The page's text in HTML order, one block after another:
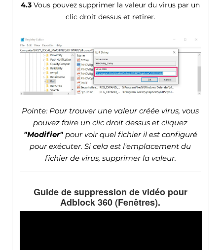
4.3 Vous pouvez supprimer la valeur du virus par un
clic droit dessus et retirer.
Pointe: Pour trouver une valeur créée virus, vous
pouvez faire un clic droit dessus et cliquez
"Modifier"pour voir quel fichier il est configuré
pour exécuter. Si cela est l'emplacement du
fichier de virus, supprimer la valeur.
Guide de suppression de vidéo pour
Adblock 360 (Fenêtres).